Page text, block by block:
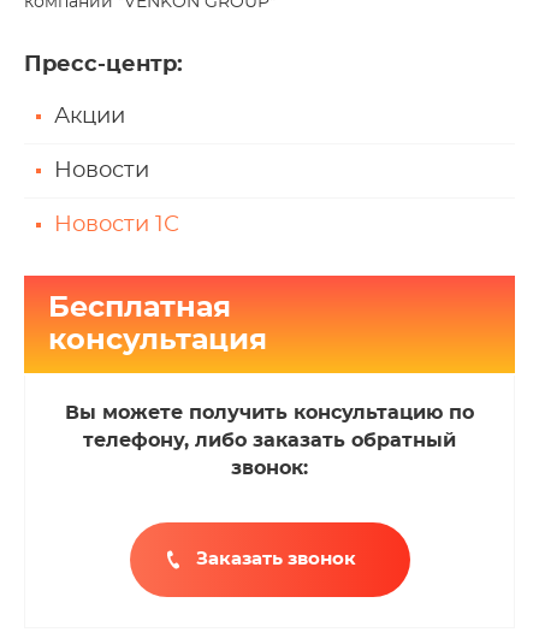
Пресс-центр:
Акции
Новости
Новости 1С
Бесплатная
консультация
Вы можете получить консультацию по
телефону, либо заказать обратный
звонок:
Заказать звонок